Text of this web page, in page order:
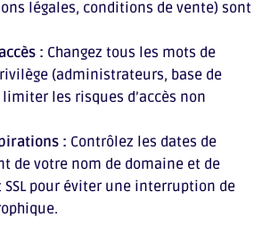
légales, conditions de vente) sont
: Changez tous les mots de
(administrateurs, base de
les risques d’accès non
: Contrôlez les dates de
de votre nom de domaine et de
pour éviter une interruption de